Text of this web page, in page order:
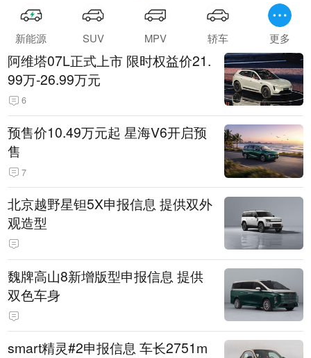
新能源 SUV MPV 轿车 更多
阿维塔07L正式上市 限时权益价21.
99万-26.99万元
6
预售价10.49万元起 星海V6开启预
售
7
北京越野星钽5X申报信息 提供双外
观造型
魏牌高山8新增版型申报信息 提供
双色车身
smart精灵#2申报信息 车长2751m